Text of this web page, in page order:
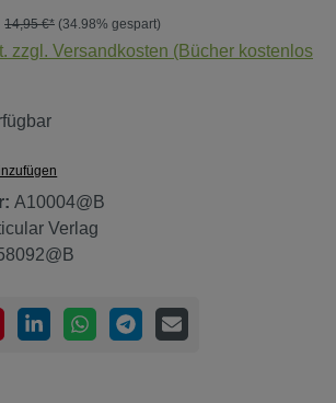
14,95 €* (34.98% gespart)
zzgl. Versandkosten (Bücher kostenlos
A10004@B
Verlag